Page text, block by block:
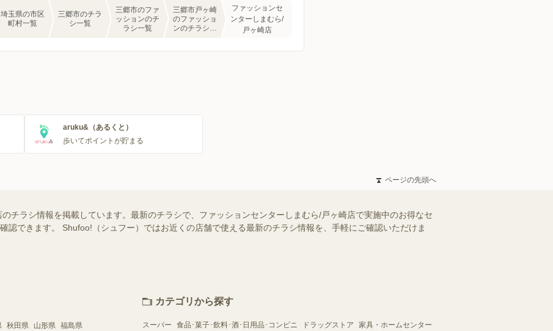
埼玉県の市区
町村一覧
三郷市のチラ
シ一覧
三郷市のファ
ッションのチ
ラシ一覧
三郷市戸ヶ崎
のファッショ
ンのチラシ一
ファッションセ
ンターしまむら/
戸ヶ崎店
aruku&（あるくと）
歩いてポイントが貯まる
ページの先頭へ
チラシ情報を掲載しています。最新のチラシで、ファッションセンターしまむら/戸ヶ崎店で実施中のお得なセ
認できます。 Shufoo!（シュフー）ではお近くの店舗で使える最新のチラシ情報を、手軽にご確認いただけま
秋田県 山形県 福島県
カテゴリから探す
スーパー 食品･菓子･飲料･酒･日用品･コンビニ ドラッグストア
家具・ホームセンター